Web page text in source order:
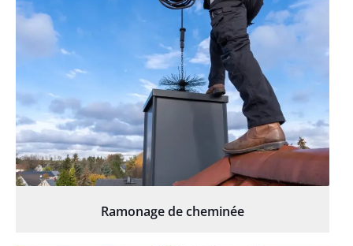
Ramonage de cheminée